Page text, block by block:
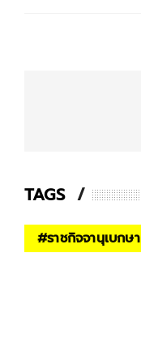
TAGS
#ราชกิจจานุเบกษา